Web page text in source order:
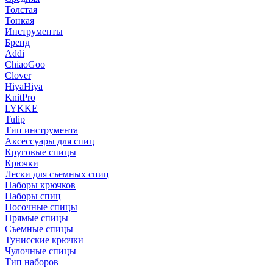
Толстая
Тонкая
Инструменты
Бренд
Addi
ChiaoGoo
Clover
HiyaHiya
KnitPro
LYKKE
Tulip
Тип инструмента
Аксессуары для спиц
Круговые спицы
Крючки
Лески для съемных спиц
Наборы крючков
Наборы спиц
Носочные спицы
Прямые спицы
Съемные спицы
Тунисские крючки
Чулочные спицы
Тип наборов